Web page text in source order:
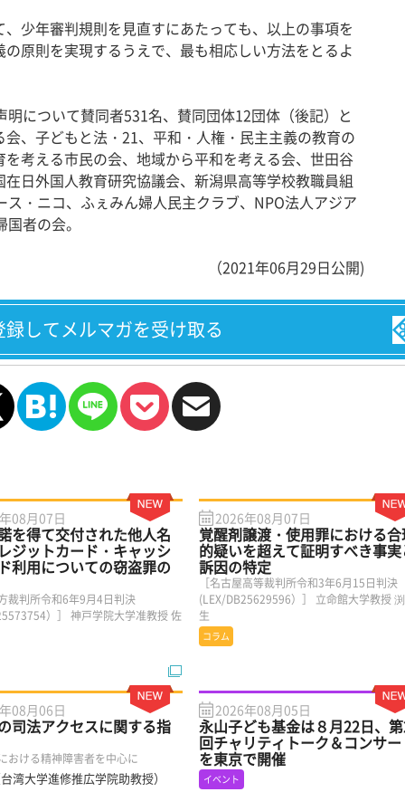
年審判規則を見直すにあたっても、以上の事項を
原則を実現するうえで、最も相応しい方法をとるよ
について賛同者531名、賛同団体12団体（後記）と
、子どもと法・21、平和・人権・民主主義の教育の
考える市民の会、地域から平和を考える会、世田谷
日外国人教育研究協議会、新潟県高等学校教職員組
・ニコ、ふぇみん婦人民主クラブ、NPO法人アジア
者の会。
（2021年06月29日公開)
してメルマガを受け取る
08月07日
を得て交付された他人名
ジットカード・キャッシ
利用についての窃盗罪の
裁判所令和6年9月4日判決
）］ 神戸学院大学准教授 佐
2026年08月07日
覚醒剤譲渡・使用罪における
的疑いを超えて証明すべき事
訴因の特定
［名古屋高等裁判所令和3年6月15日判決
(LEX/DB25629596）］ 立命館大学教授
生
コラム
08月06日
司法アクセスに関する指
おける精神障害者を中心に
湾大学進修推広学院助教授）
2026年08月05日
永山子ども基金は８月22日、
回チャリティトーク＆コンサ
を東京で開催
イベント